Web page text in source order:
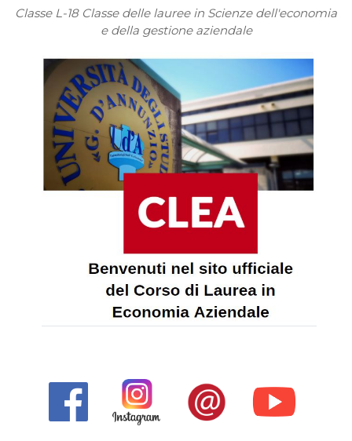
Classe L-18 Classe delle lauree in Scienze dell'economia
e della gestione aziendale